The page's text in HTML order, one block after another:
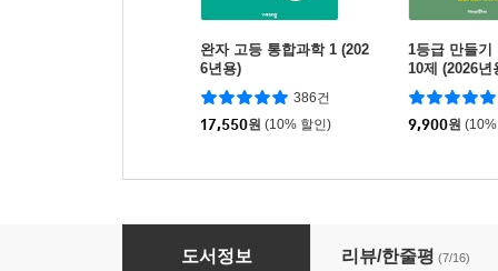
완자 고등 통합과학 1 (202
6년용)
386건
17,550원 (10% 할인)
1등급 만들기
10제 (2026년
9,900원
완자 고등 한국사 2 (2026년용)
도서정보 리뷰/한줄평 (7/16)